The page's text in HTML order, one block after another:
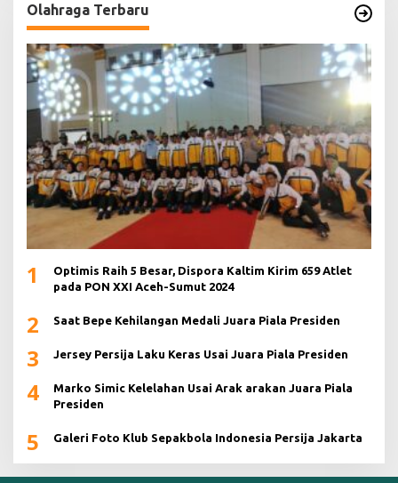
Olahraga Terbaru
1
Optimis Raih 5 Besar, Dispora Kaltim Kirim 659 Atlet
pada PON XXI Aceh-Sumut 2024
2 Saat Bepe Kehilangan Medali Juara Piala Presiden
3 Jersey Persija Laku Keras Usai Juara Piala Presiden
4
Marko Simic Kelelahan Usai Arak arakan Juara Piala
Presiden
5 Galeri Foto Klub Sepakbola Indonesia Persija Jakarta